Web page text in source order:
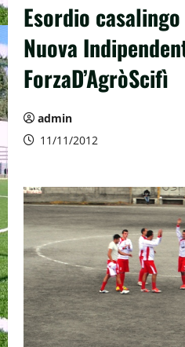
Esordio
Nuova
ForzaD’AgròScifì
admin
11/11/2012